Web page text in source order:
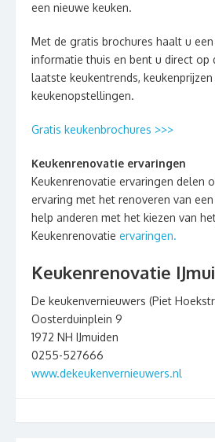
een nieuwe keuken.
Met de gratis brochures haalt u
informatie thuis en bent u direct op
laatste keukentrends, keukenprijzen
keukenopstellingen.
Gratis keukenbrochures >>>
Keukenrenovatie ervaringen
Keukenrenovatie ervaringen delen
ervaring met het renoveren van
help anderen met het kiezen van
Keukenrenovatie ervaringen.
Keukenrenovatie
De keukenvernieuwers (Piet
Oosterduinplein 9
1972 NH IJmuiden
0255-527666
www.dekeukenvernieuwers.nl